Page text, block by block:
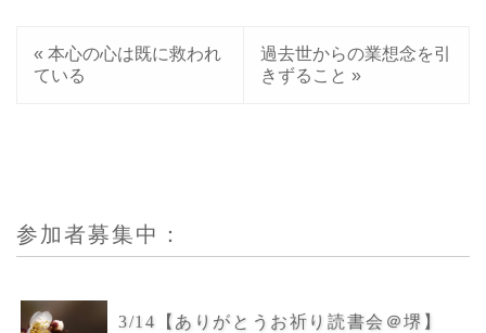
« 本心の心は既に救われ
ている
過去世からの業想念を引
きずること »
参加者募集中：
3/14【ありがとうお祈り読書会＠堺】